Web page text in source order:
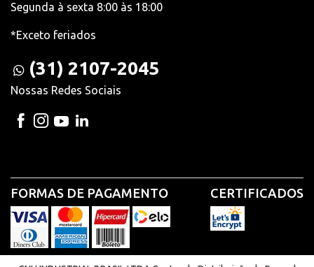
Segunda à sexta 8:00 às 18:00
*Exceto feriados
(31) 2107-2045
Nossas Redes Sociais
FORMAS DE PAGAMENTO CERTIFICADOS